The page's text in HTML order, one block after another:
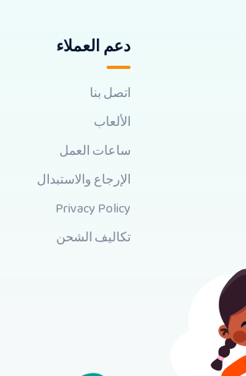
دعم العملاء
اتصل بنا
الألعاب
ساعات العمل
الإرجاع والاستبدال
Privacy Policy
تكاليف الشحن